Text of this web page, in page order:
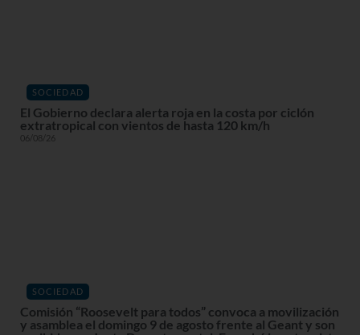
SOCIEDAD
El Gobierno declara alerta roja en la costa por ciclón
extratropical con vientos de hasta 120 km/h
06/08/26
SOCIEDAD
Comisión “Roosevelt para todos” convoca a movilización
y asamblea el domingo 9 de agosto frente al Geant y son